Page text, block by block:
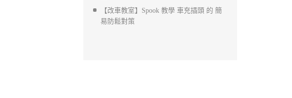
【改車教室】Spook 教學 車充插頭 的 簡
易防鬆對策